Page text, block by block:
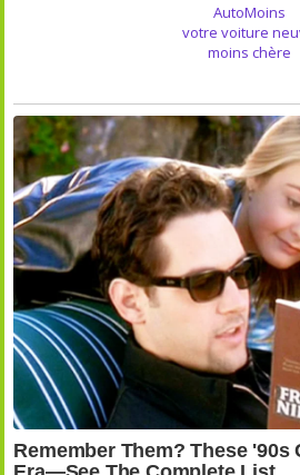
AutoMoins
votre voiture
moins chère